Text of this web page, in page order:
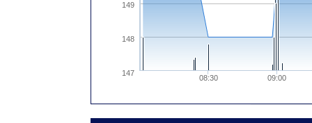
08:30 09:00
147
148
149